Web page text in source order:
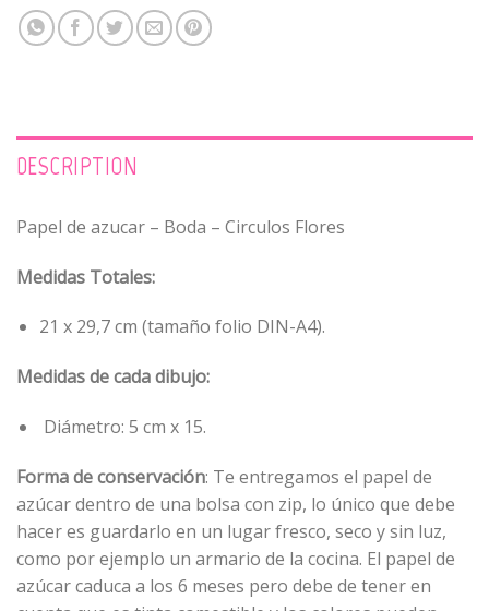
DESCRIPTION
Papel de azucar – Boda – Circulos Flores
Medidas Totales:
21 x 29,7 cm (tamaño folio DIN-A4).
Medidas de cada dibujo:
Diámetro: 5 cm x 15.
Forma de conservación: Te entregamos el papel de
azúcar dentro de una bolsa con zip, lo único que debe
hacer es guardarlo en un lugar fresco, seco y sin luz,
como por ejemplo un armario de la cocina. El papel de
azúcar caduca a los 6 meses pero debe de tener en